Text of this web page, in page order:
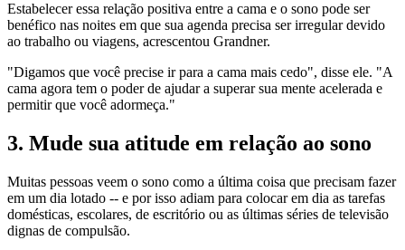
Estabelecer essa relação positiva entre a cama e o sono pode ser
benéfico nas noites em que sua agenda precisa ser irregular devido
ao trabalho ou viagens, acrescentou Grandner.
"Digamos que você precise ir para a cama mais cedo", disse ele. "A
cama agora tem o poder de ajudar a superar sua mente acelerada e
permitir que você adormeça."
3. Mude sua atitude em relação ao sono
Muitas pessoas veem o sono como a última coisa que precisam fazer
em um dia lotado -- e por isso adiam para colocar em dia as tarefas
domésticas, escolares, de escritório ou as últimas séries de televisão
dignas de compulsão.